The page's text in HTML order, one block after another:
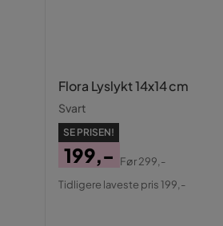
Flora Lyslykt 14x14 cm
Svart
SE PRISEN!
Pris
199,-
Original
Før299,-
Tidligere laveste pris 199,-